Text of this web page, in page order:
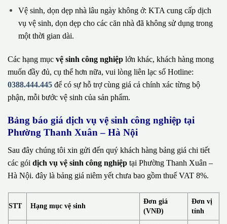
Vệ sinh, dọn dẹp nhà lâu ngày không ở: KTA cung cấp dịch
vụ vệ sinh, dọn dẹp cho các căn nhà đã không sử dụng trong
một thời gian dài.
Các hạng mục vệ sinh công nghiệp lớn khác, khách hàng mong
muốn đầy đủ, cụ thể hơn nữa, vui lòng liên lạc số Hotline:
0388.444.445 để có sự hỗ trợ cùng giá cả chính xác từng bộ
phận, mỗi bước vệ sinh của sản phẩm.
Bảng báo giá dịch vụ vệ sinh công nghiệp tại
Phường Thanh Xuân – Hà Nội
Sau đây chúng tôi xin gửi đến quý khách hàng bảng giá chi tiết
các gói dịch vụ vệ sinh công nghiệp tại Phường Thanh Xuân –
Hà Nội. đây là bảng giá niêm yết chưa bao gồm thuế VAT 8%.
STT Hạng mục vệ sinh
Đơn giá
(VNĐ)
Đơn vị
tính